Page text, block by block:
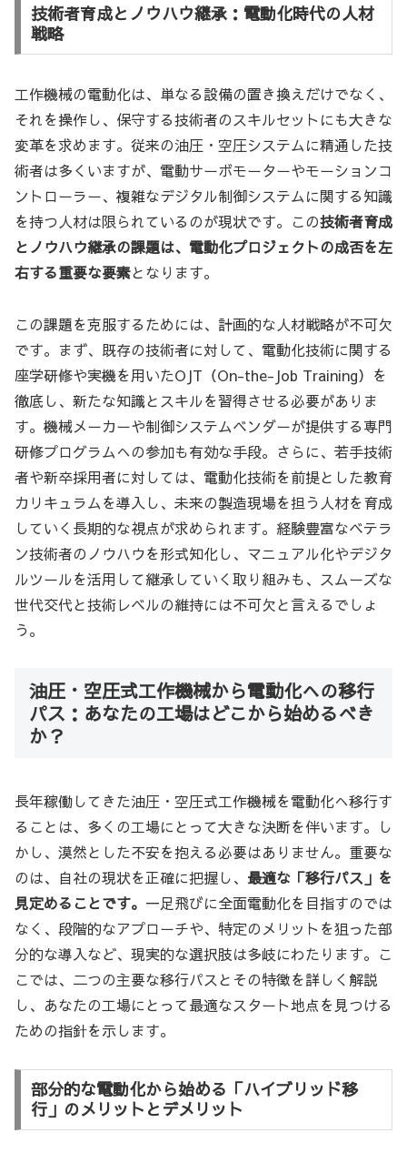
技術者育成とノウハウ継承：電動化時代の人材
戦略
工作機械の電動化は、単なる設備の置き換えだけでなく、
それを操作し、保守する技術者のスキルセットにも大きな
変革を求めます。従来の油圧・空圧システムに精通した技
術者は多くいますが、電動サーボモーターやモーションコ
ントローラー、複雑なデジタル制御システムに関する知識
を持つ人材は限られているのが現状です。この技術者育成
とノウハウ継承の課題は、電動化プロジェクトの成否を左
右する重要な要素となります。
この課題を克服するためには、計画的な人材戦略が不可欠
です。まず、既存の技術者に対して、電動化技術に関する
座学研修や実機を用いたOJT（On-the-Job Training）を
徹底し、新たな知識とスキルを習得させる必要がありま
す。機械メーカーや制御システムベンダーが提供する専門
研修プログラムへの参加も有効な手段。さらに、若手技術
者や新卒採用者に対しては、電動化技術を前提とした教育
カリキュラムを導入し、未来の製造現場を担う人材を育成
していく長期的な視点が求められます。経験豊富なベテラ
ン技術者のノウハウを形式知化し、マニュアル化やデジタ
ルツールを活用して継承していく取り組みも、スムーズな
世代交代と技術レベルの維持には不可欠と言えるでしょ
う。
油圧・空圧式工作機械から電動化への移行
パス：あなたの工場はどこから始めるべき
か？
長年稼働してきた油圧・空圧式工作機械を電動化へ移行す
ることは、多くの工場にとって大きな決断を伴います。し
かし、漠然とした不安を抱える必要はありません。重要な
のは、自社の現状を正確に把握し、 最適な「移行パス」を
見定めることです。 一足飛びに全面電動化を目指すのでは
なく、段階的なアプローチや、特定のメリットを狙った部
分的な導入など、現実的な選択肢は多岐にわたります。こ
こでは、二つの主要な移行パスとその特徴を詳しく解説
し、あなたの工場にとって最適なスタート地点を見つける
ための指針を示します。
部分的な電動化から始める「ハイブリッド移
行」のメリットとデメリット